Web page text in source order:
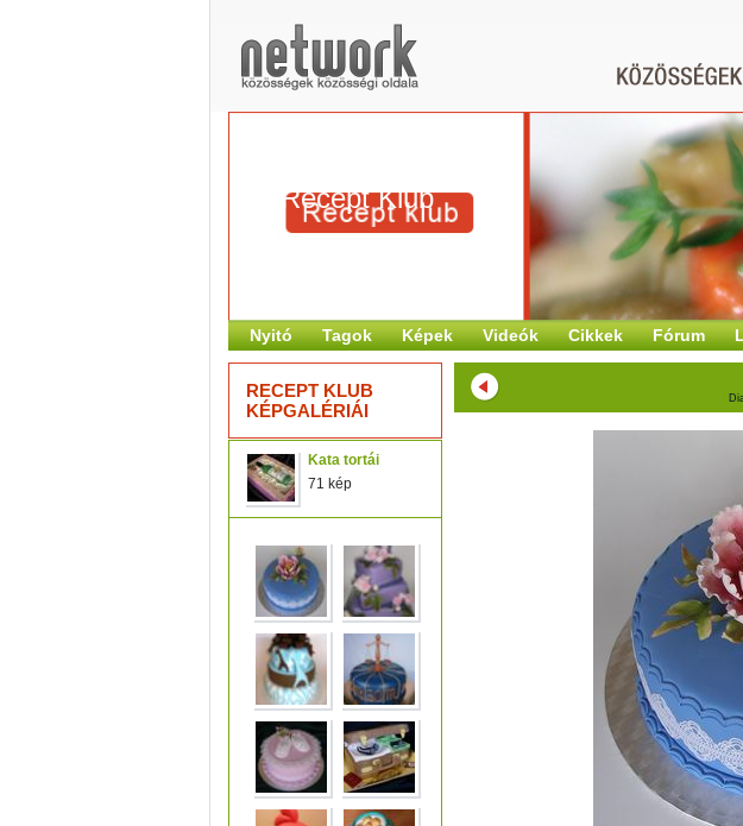
Recept Klub
Nyitó Tagok Képek Videók Cikkek Fórum
RECEPT KLUB
KÉPGALÉRIÁI
Kata tortái
71 kép